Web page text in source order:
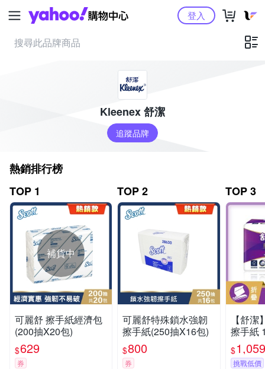
Yahoo購物中心登入
Kleenex 舒潔
追蹤品牌
熱銷排行榜
TOP 1
補貨中
可麗舒 擦手紙經濟包
(200抽X20包)
$629
券
TOP 2
可麗舒特殊鎖水強韌
擦手紙(250抽X16包)
$800
券
TOP 3
【舒
擦手紙
串/箱
$1,059
挑戰低價